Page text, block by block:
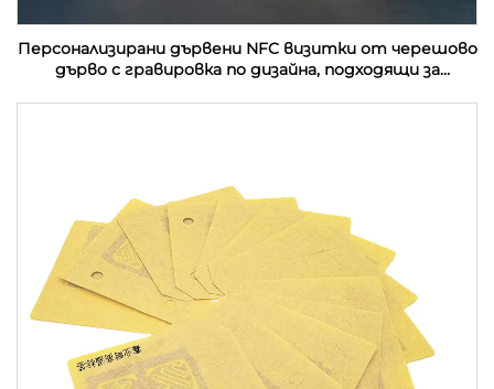
Персонализирани дървени NFC визитки от черешово
дърво с гравировка по дизайна, подходящи за